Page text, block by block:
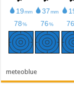
meteoblue